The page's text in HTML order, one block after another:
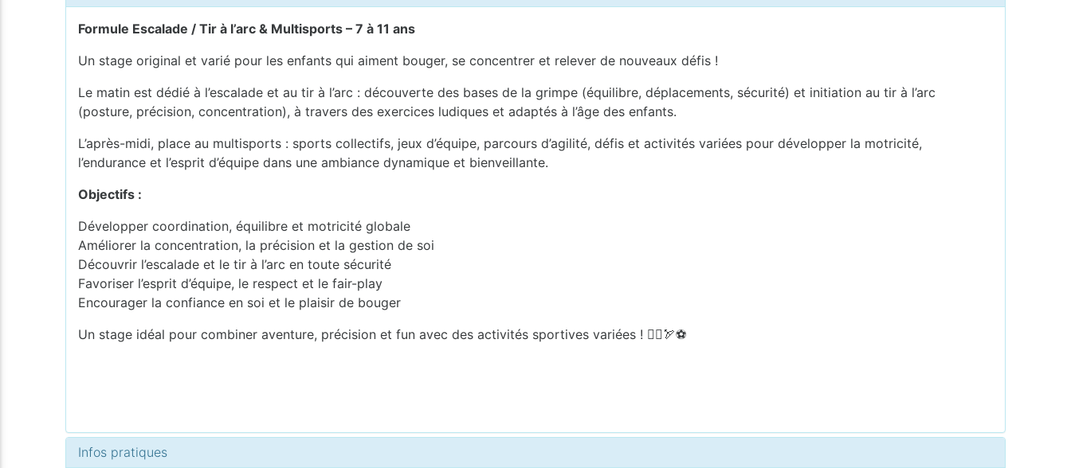
Formule Escalade / Tir à l’arc & Multisports – 7 à 11 ans
Un stage original et varié pour les enfants qui aiment bouger, se concentrer et relever de nouveaux défis !
Le matin est dédié à l’escalade et au tir à l’arc : découverte des bases de la grimpe (équilibre, déplacements, sécurité) et initiation au tir à l’arc
(posture, précision, concentration), à travers des exercices ludiques et adaptés à l’âge des enfants.
L’après-midi, place au multisports : sports collectifs, jeux d’équipe, parcours d’agilité, défis et activités variées pour développer la motricité,
l’endurance et l’esprit d’équipe dans une ambiance dynamique et bienveillante.
Objectifs :
Développer coordination, équilibre et motricité globale
Améliorer la concentration, la précision et la gestion de soi
Découvrir l’escalade et le tir à l’arc en toute sécurité
Favoriser l’esprit d’équipe, le respect et le fair-play
Encourager la confiance en soi et le plaisir de bouger
Un stage idéal pour combiner aventure, précision et fun avec des activités sportives variées ! 🧗‍♂️🏹⚽
Infos pratiques